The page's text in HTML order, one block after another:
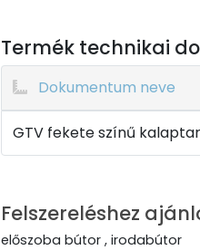
Termék technikai
Dokumentum neve
GTV fekete színű
Felszereléshez
előszoba bútor , irodabútor